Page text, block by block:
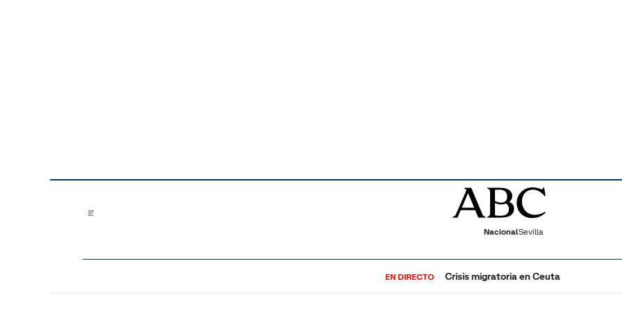
NacionalSevilla
EN DIRECTO Crisis migratoria en Ceuta